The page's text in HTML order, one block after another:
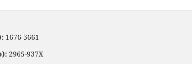
1676-3661
2965-937X